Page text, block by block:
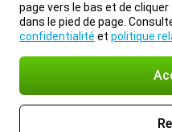
page vers le bas et de cliquer
dans le pied de page.
confidentialité et politique